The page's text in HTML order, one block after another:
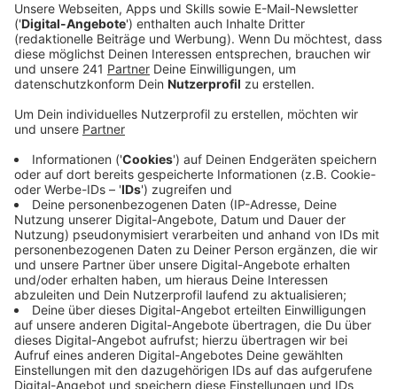
Veröffentlicht:Sonntag, 20.06.2021 17:06
Anzeige
Erstmals hatte der BCW das Final Four ausgerichtet.
Knapp hundert Zuschauer bejubelten in der Voss-
Arena hochklassigen Sport, spektakuläre Ballwechsel
und spannende Matches.
Im Mittelpunkt stand der gebürtige Wipperfürther
Nationalspieler Mark Lamsfuß, Eigengewächs des
BCW. Er wird bei den Olympischen Sommrspielen in
Tokio für Deutschland in gleich zwei Diziplinen an den
Start gehen. Seine jeweiligen Partner im Mixed Isabel
Herttrich und im Doppel Marvin Seidel waren am
Wochenende seine Gegner in Reihen des neuen
Deutschen Meisters aus dem Saarland. Es war der